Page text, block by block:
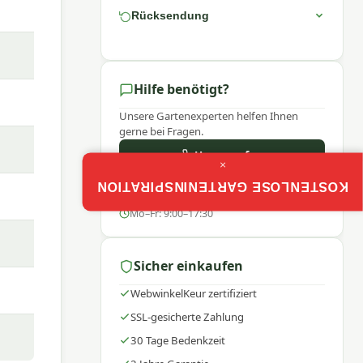
und
Rücksendung
Hilfe benötigt?
Unsere Gartenexperten helfen Ihnen
gerne bei Fragen.
Uns anrufen
WhatsApp
Mo–Fr: 9:00–17:30
Sicher einkaufen
WebwinkelKeur zertifiziert
SSL-gesicherte Zahlung
30 Tage Bedenkzeit
KOSTENLOSE GARTENINSPIRATION
×